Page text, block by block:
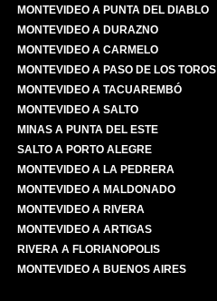
MONTEVIDEO A PUNTA DEL DIABLO
MONTEVIDEO A DURAZNO
MONTEVIDEO A CARMELO
MONTEVIDEO A PASO DE LOS TOROS
MONTEVIDEO A TACUAREMBÓ
MONTEVIDEO A SALTO
MINAS A PUNTA DEL ESTE
SALTO A PORTO ALEGRE
MONTEVIDEO A LA PEDRERA
MONTEVIDEO A MALDONADO
MONTEVIDEO A RIVERA
MONTEVIDEO A ARTIGAS
RIVERA A FLORIANOPOLIS
MONTEVIDEO A BUENOS AIRES